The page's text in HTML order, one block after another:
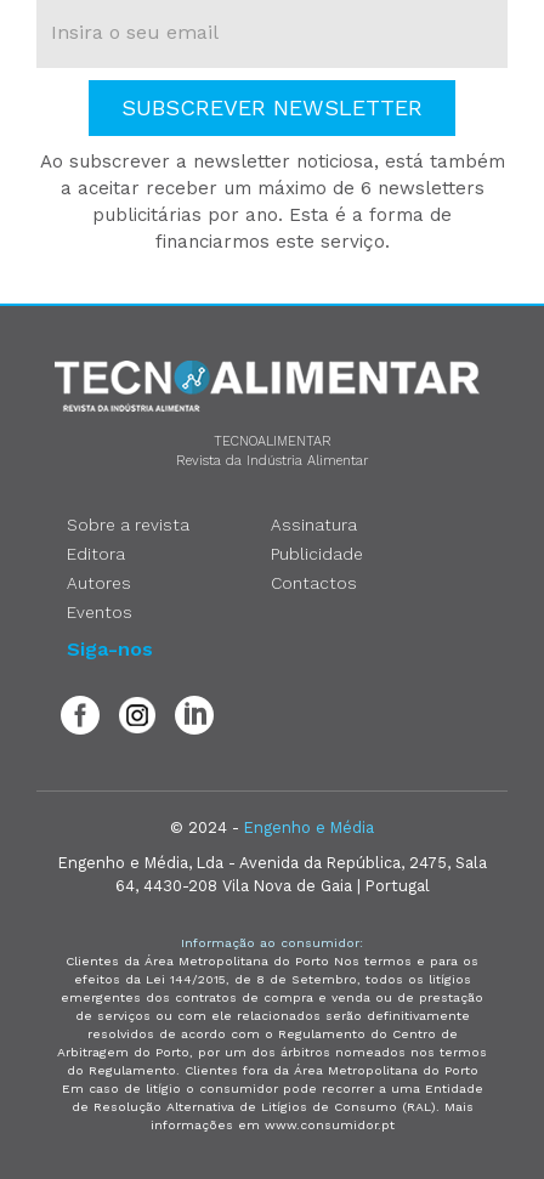
SUBSCREVER NEWSLETTER
Ao subscrever a newsletter noticiosa, está também
a aceitar receber um máximo de 6 newsletters
publicitárias por ano. Esta é a forma de
financiarmos este serviço.
TECNOALIMENTAR
Revista da Indústria Alimentar
Sobre a revista
Editora
Autores
Eventos
Assinatura
Publicidade
Contactos
Siga-nos
© 2024 - Engenho e Média
Engenho e Média, Lda - Avenida da República, 2475, Sala
64, 4430-208 Vila Nova de Gaia | Portugal
Informação ao consumidor:
Clientes da Área Metropolitana do Porto Nos termos e para os
efeitos da Lei 144/2015, de 8 de Setembro, todos os litígios
emergentes dos contratos de compra e venda ou de prestação
de serviços ou com ele relacionados serão definitivamente
resolvidos de acordo com o Regulamento do Centro de
Arbitragem do Porto, por um dos árbitros nomeados nos termos
do Regulamento. Clientes fora da Área Metropolitana do Porto
Em caso de litígio o consumidor pode recorrer a uma Entidade
de Resolução Alternativa de Litígios de Consumo (RAL). Mais
informações em www.consumidor.pt